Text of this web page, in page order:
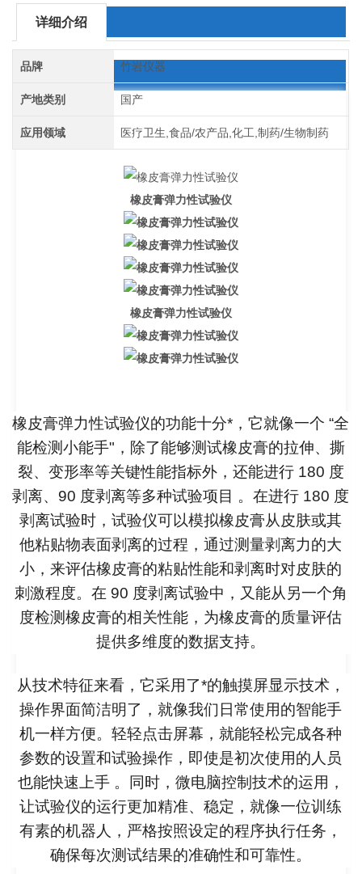
详细介绍
品牌 竹岩仪器
产地类别 国产
应用领域 医疗卫生,食品/农产品,化工,制药/生物制药
橡皮膏弹力性试验仪
橡皮膏弹力性试验仪
橡皮膏弹力性试验仪的功能十分*，它就像一个 “全
能检测小能手"，除了能够测试橡皮膏的拉伸、撕
裂、变形率等关键性能指标外，还能进行 180 度
剥离、90 度剥离等多种试验项目 。在进行 180 度
剥离试验时，试验仪可以模拟橡皮膏从皮肤或其
他粘贴物表面剥离的过程，通过测量剥离力的大
小，来评估橡皮膏的粘贴性能和剥离时对皮肤的
刺激程度。在 90 度剥离试验中，又能从另一个角
度检测橡皮膏的相关性能，为橡皮膏的质量评估
提供多维度的数据支持。
从技术特征来看，它采用了*的触摸屏显示技术，
操作界面简洁明了，就像我们日常使用的智能手
机一样方便。轻轻点击屏幕，就能轻松完成各种
参数的设置和试验操作，即使是初次使用的人员
也能快速上手 。同时，微电脑控制技术的运用，
让试验仪的运行更加精准、稳定，就像一位训练
有素的机器人，严格按照设定的程序执行任务，
确保每次测试结果的准确性和可靠性。